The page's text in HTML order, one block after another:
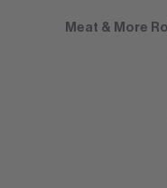
Meat & More